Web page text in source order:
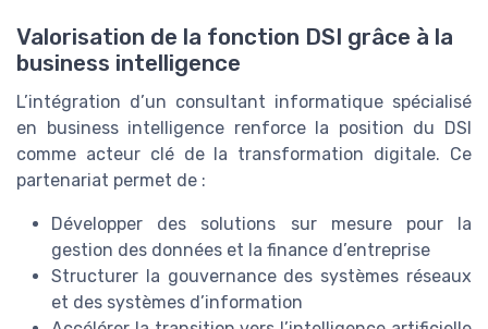
Valorisation de la fonction DSI grâce à la
business intelligence
L’intégration d’un consultant informatique spécialisé
en business intelligence renforce la position du DSI
comme acteur clé de la transformation digitale. Ce
partenariat permet de :
Développer des solutions sur mesure pour la
gestion des données et la finance d’entreprise
Structurer la gouvernance des systèmes réseaux
et des systèmes d’information